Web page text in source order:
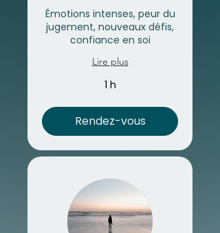
Émotions intenses, peur du
jugement, nouveaux défis,
confiance en soi
Lire plus
1 h
Rendez-vous